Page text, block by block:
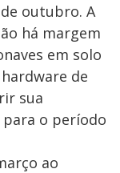
outubro. A
há margem
em solo
de
sua
o período
ao